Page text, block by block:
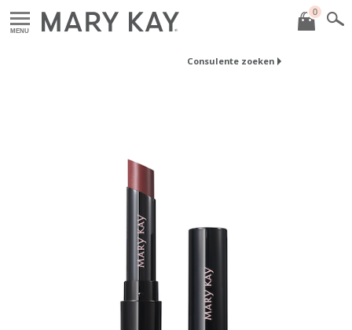
MENU
0
Consulente zoeken